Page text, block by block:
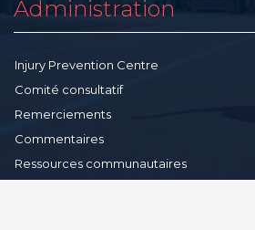
Administration
Injury Prevention Centre
Comité consultatif
Remerciements
Commentaires
Ressources communautaires